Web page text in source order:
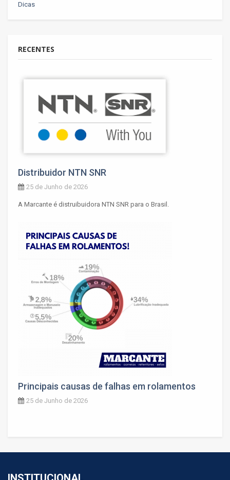
Dicas
RECENTES
Distribuidor NTN SNR
25 de Junho de 2026
A Marcante é distruibuidora NTN SNR para o Brasil.
Principais causas de falhas em rolamentos
25 de Junho de 2026